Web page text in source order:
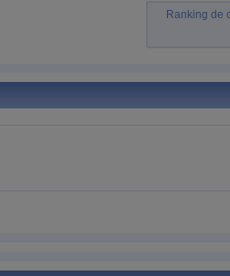
Ranking de